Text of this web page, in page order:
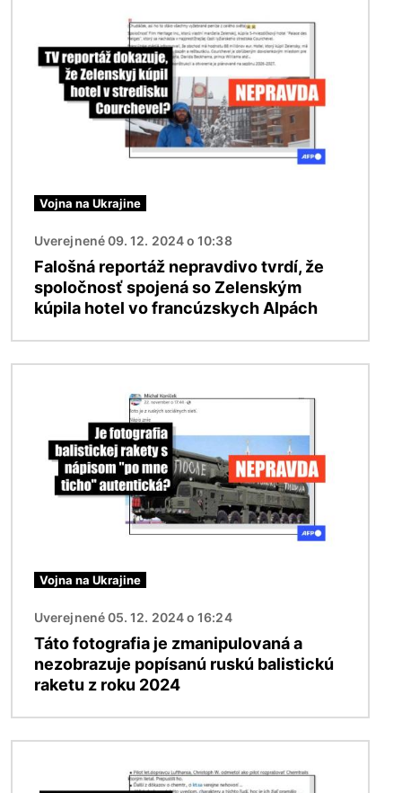
Vojna na Ukrajine
Uverejnené 09. 12. 2024 o 10:38
Falošná reportáž nepravdivo tvrdí, že
spoločnosť spojená so Zelenským
kúpila hotel vo francúzskych Alpách
Vojna na Ukrajine
Uverejnené 05. 12. 2024 o 16:24
Táto fotografia je zmanipulovaná a
nezobrazuje popísanú ruskú balistickú
raketu z roku 2024